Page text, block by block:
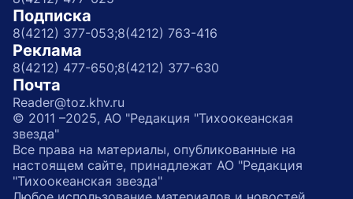
Подписка
8(4212) 377-053;8(4212) 763-416
Реклама
8(4212) 477-650;8(4212) 377-630
Почта
Reader@toz.khv.ru
© 2011 –2025, АО "Редакция "Тихоокеанская
звезда"
Все права на материалы, опубликованные на
настоящем сайте, принадлежат АО "Редакция
"Тихоокеанская звезда"